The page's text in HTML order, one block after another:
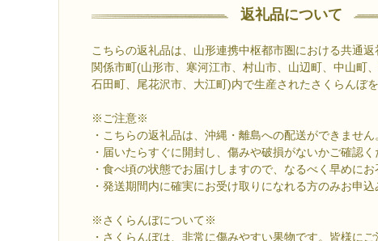
返礼品について
こちらの返礼品は、山形連携中枢都市圏における共通返
関係市町(山形市、寒河江市、村山市、山辺町、中山町
石田町、尾花沢市、大江町)内で生産されたさくらんぼを
※ご注意※
・こちらの返礼品は、沖縄・離島への配送ができません
・届いたらすぐに開封し、傷みや破損がないかご確認く
・食べ頃の状態でお届けしますので、なるべく早めにお
・発送期間内に確実にお受け取りになれる方のみお申込
※さくらんぼについて※
・さくらんぼは、非常に傷みやすい果物です。皆様にご